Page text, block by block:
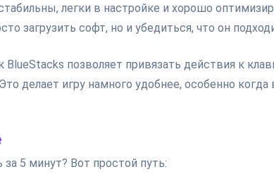
легки в настройке и хорошо
загрузить софт, но и убедиться, что он
BlueStacks позволяет привязать действия к
делает игру намного удобнее, особенно
за 5 минут? Вот простой путь: